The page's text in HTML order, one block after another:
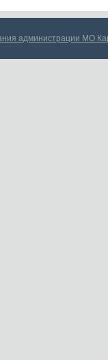
администрации МО